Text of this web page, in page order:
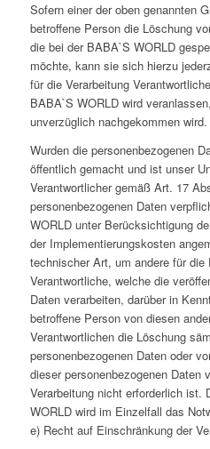
Sofern einer der oben genannten
betroffene Person die Löschung
die bei der BABA`S WORLD
möchte, kann sie sich hierzu
für die Verarbeitung
BABA`S WORLD wird
unverzüglich nachgekommen wird.
Wurden die personenbezogenen
öffentlich gemacht und ist unser
Verantwortlicher gemäß Art. 17
personenbezogenen Daten
WORLD unter Berücksichtigung
der Implementierungskosten
technischer Art, um andere für die
Verantwortliche, welche die
Daten verarbeiten, darüber in
betroffene Person von diesen
Verantwortlichen die Löschung
personenbezogenen Daten oder
dieser personenbezogenen Daten
Verarbeitung nicht erforderlich ist.
WORLD wird im Einzelfall das
e) Recht auf Einschränkung der